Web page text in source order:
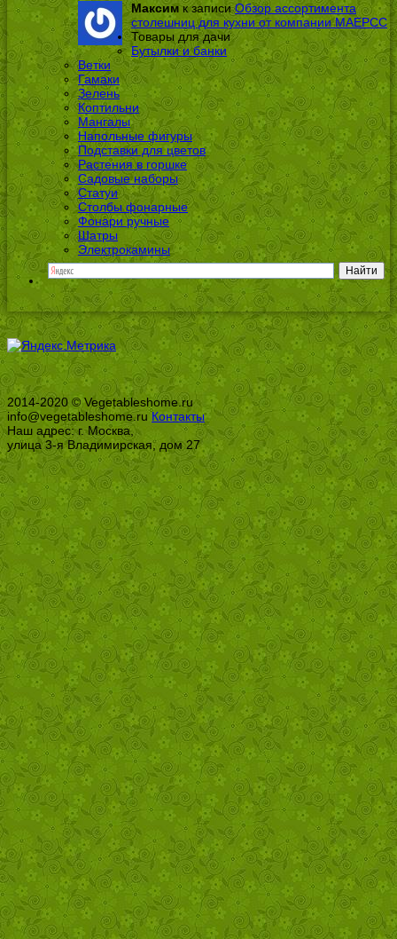
Максимк записиОбзор ассортимента
столешниц для кухни от компании МАЕРСС
Товары для дачи
Бутылки и банки
Ветки
Гамаки
Зелень
Коптильни
Мангалы
Напольные фигуры
Подставки для цветов
Растения в горшке
Садовые наборы
Статуи
Столбы фонарные
Фонари ручные
Шатры
Электрокамины
2014-2020 © Vegetableshome.ru
info@vegetableshome.ruКонтакты
Наш адрес: г. Москва,
улица 3-я Владимирская, дом 27